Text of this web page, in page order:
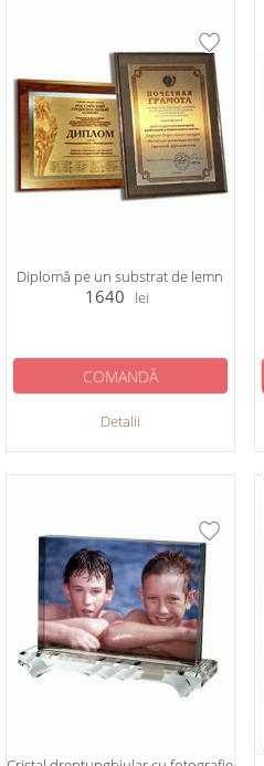
Diplomă pe un substrat de lemn
1640 lei
Detalii
COMANDĂ